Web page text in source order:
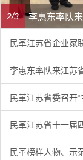
2/3
民革江苏省企业家
李惠东率队来江苏
民革江苏省委召开
民革江苏省十一届
民革榜样人物、示